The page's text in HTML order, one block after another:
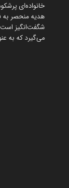
خانواده‌ای
هدیه منحصر به
شگفت‌انگیز
می‌گیرد که به